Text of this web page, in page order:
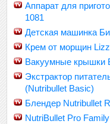
Аппарат для
1081
Детская машинка
Крем от морщин
Вакуумные крышки
Экстрактор
(Nutribullet Basic)
Блендер Nutribullet
NutriBullet Pro